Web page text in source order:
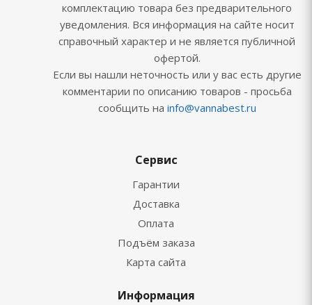
комплектацию товара без предварительного
уведомления. Вся информация на сайте носит
справочный характер и не является публичной
офертой.
Если вы нашли неточность или у вас есть другие
комментарии по описанию товаров - просьба
сообщить на info@vannabest.ru
Сервис
Гарантии
Доставка
Оплата
Подъём заказа
Карта сайта
Информация